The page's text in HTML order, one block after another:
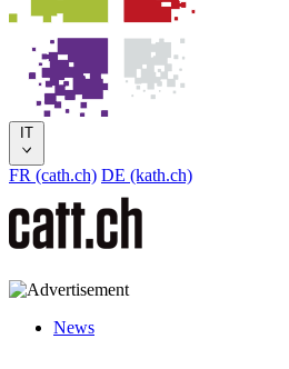
IT
FR (cath.ch) DE (kath.ch)
News